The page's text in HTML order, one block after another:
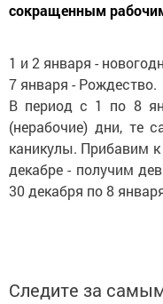
сокращенным
1 и 2 января -
7 января - Рождество.
В период с 1 по 8
(нерабочие) дни, те
каникулы. Прибавим
декабре - получим
30 декабря по 8
Следите за